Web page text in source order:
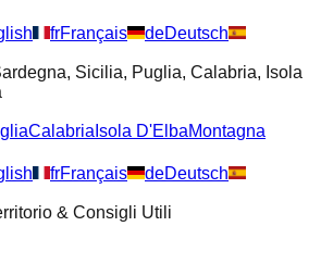
frFrançais deDeutsch
Sicilia, Puglia, Calabria, Isola
Calabria Isola D'ElbaMontagna
frFrançais deDeutsch
& Consigli Utili